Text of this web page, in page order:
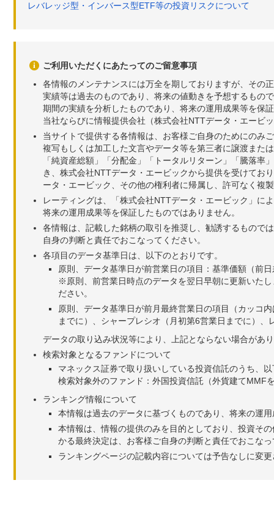
レバレッジ型・インバース型ETF等の投資リスクについて
ご利用いただくにあたってのご留意事項
各情報のメンテナンスには万全を期しておりますが、その
実績等は過去のものであり、将来の値動きを予想するもの
期間の実績を分析したものであり、将来の運用成果等を保
当社ならびに情報提供会社（株式会社NTTデータ・エービ
当サイトで提供する各情報は、お客様ご自身のためにのみ
複写もしくは加工した文言やデータ等を第三者に譲渡また
「純資産総額」「分配金」「トータルリターン」「騰落
き、株式会社NTTデータ・エービックから提供を受けてお
ータ・エービック、その他の権利者に帰属し、許可なく複
レーティングは、「株式会社NTTデータ・エービック」に
将来の運用成果等を保証したものではありません。
各情報は、記載した銘柄の取引を推奨し、勧誘するもので
自身の判断と責任でおこなってください。
各項目のデータ基準日は、以下のとおりです。
原則、データ基準日が前営業日の項目：基準価額（前
※原則、前営業日時点のデータを翌日早朝に更新いた
ださい。
原則、データ基準日が前月最終営業日の項目（カッコ
までに）、シャープレシオ（月初第6営業日までに）
データの取り込み状況等により、上記とならない場合があ
検索対象となるファンドについて
マネックス証券で取り扱いしている投資信託のうち、
検索対象外のファンド：外国投資信託（外貨建てMMF
ランキング情報について
本情報は過去のデータに基づくものであり、将来の運
本情報は、情報の提供のみを目的としており、投資そ
かる最終決定は、お客様ご自身の判断と責任でおこな
ランキングページの記載内容については予告なしに変